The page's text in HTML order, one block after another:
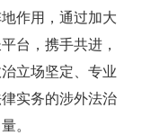
作用，通过加大
台，携手共进，
立场坚定、专业
实务的涉外法治
。